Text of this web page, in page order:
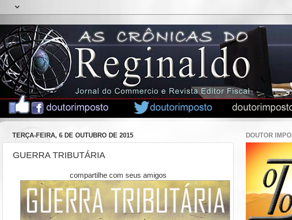
TERÇA-FEIRA, 6 DE OUTUBRO DE 2015
GUERRA TRIBUTÁRIA
compartilhe com seus amigos
DOUTOR